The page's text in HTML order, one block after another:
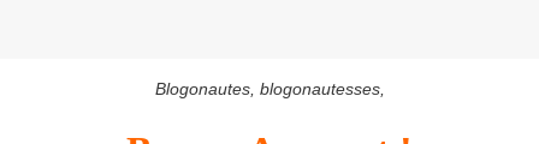
Blogonautes, blogonautesses,